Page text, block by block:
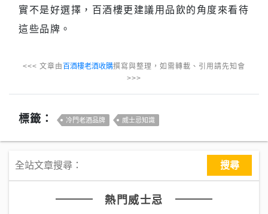
實不是好選擇，百酒樓更建議用品飲的角度來看待
這些品牌。
<<< 文章由百酒樓老酒收購撰寫與整理，如需轉載、引用請先知會
>>>
標籤： 冷門老酒品牌 威士忌知識
熱門威士忌